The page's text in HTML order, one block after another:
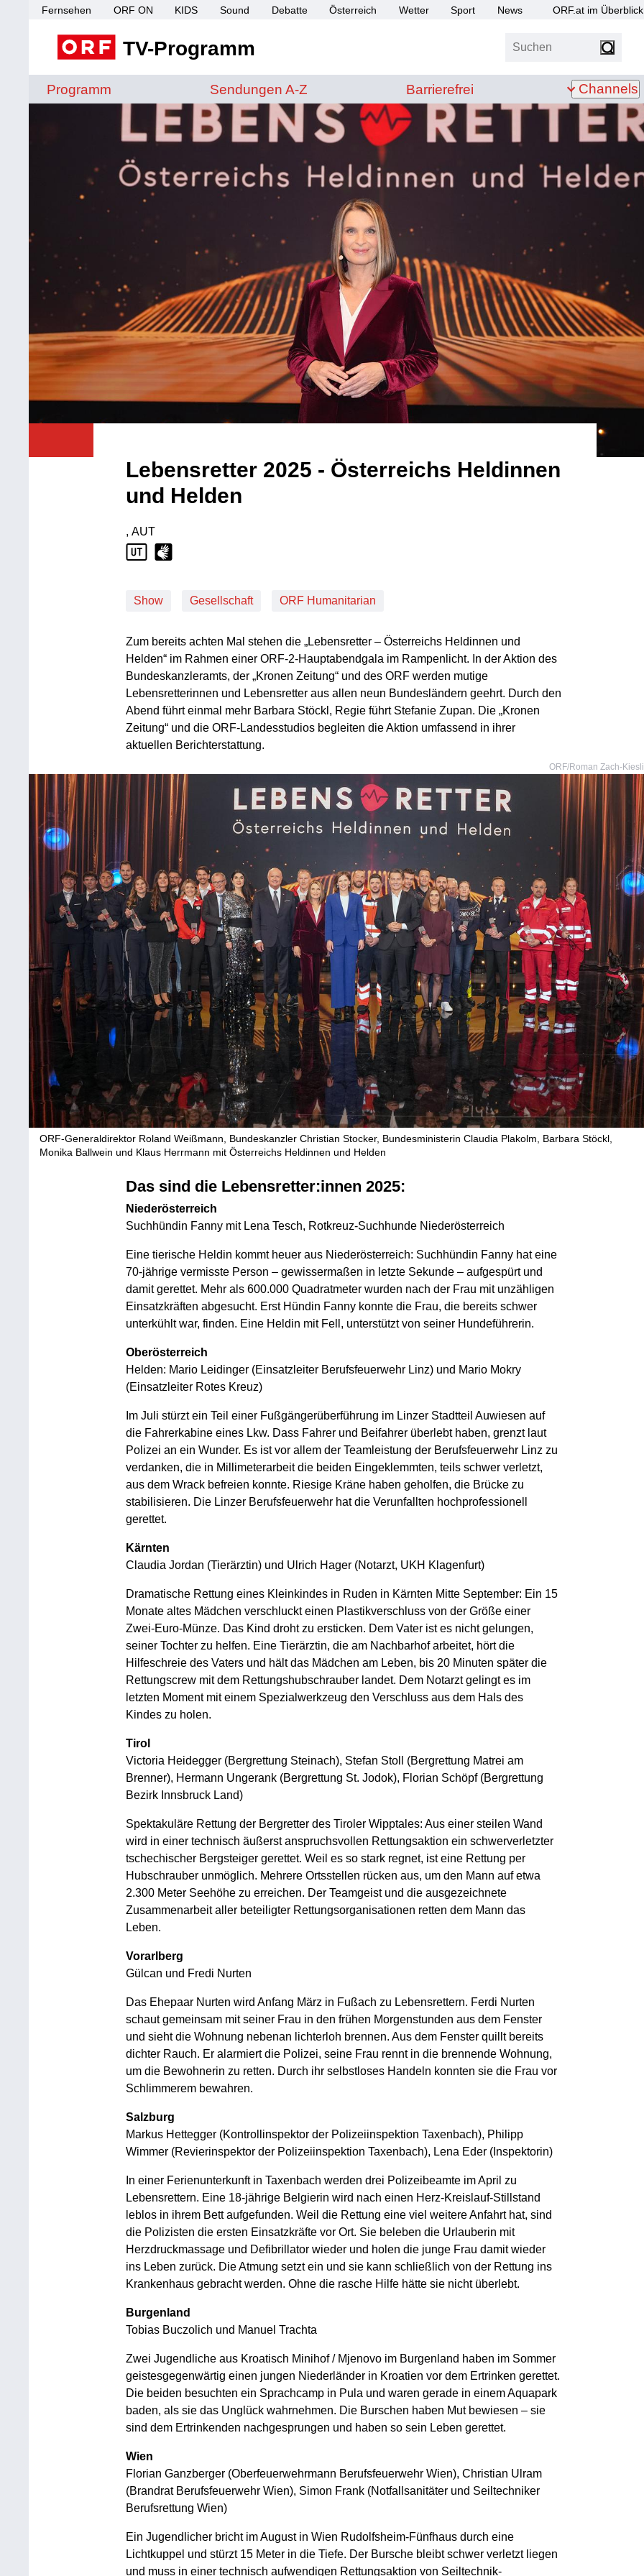
Fernsehen ORF ON KIDS Sound Debatte Österreich Wetter Sport News ORF.at im Überblick
TV-Programm Suchen
Programm Sendungen von A bis Z
Sendungen A-Z Barrierefrei
Barrierefrei Channels
Lebensretter 2025 - Österreichs Heldinnen
und Helden
Produktionsland: AUT
, AUT
Show Gesellschaft ORF Humanitarian
Zum bereits achten Mal stehen die „Lebensretter – Österreichs Heldinnen und
Helden“ im Rahmen einer ORF-2-Hauptabendgala im Rampenlicht. In der Aktion des
Bundeskanzleramts, der „Kronen Zeitung“ und des ORF werden mutige
Lebensretterinnen und Lebensretter aus allen neun Bundesländern geehrt. Durch den
Abend führt einmal mehr Barbara Stöckl, Regie führt Stefanie Zupan. Die „Kronen
Zeitung“ und die ORF-Landesstudios begleiten die Aktion umfassend in ihrer
aktuellen Berichterstattung.
ORF/Roman Zach-
ORF-Generaldirektor Roland Weißmann, Bundeskanzler Christian Stocker, Bundesministerin Claudia Plakolm, Barbara Stöckl,
Monika Ballwein und Klaus Herrmann mit Österreichs Heldinnen und Helden
Das sind die Lebensretter:innen 2025:
Niederösterreich
Suchhündin Fanny mit Lena Tesch, Rotkreuz-Suchhunde Niederösterreich
Eine tierische Heldin kommt heuer aus Niederösterreich: Suchhündin Fanny hat eine
70-jährige vermisste Person – gewissermaßen in letzte Sekunde – aufgespürt und
damit gerettet. Mehr als 600.000 Quadratmeter wurden nach der Frau mit unzähligen
Einsatzkräften abgesucht. Erst Hündin Fanny konnte die Frau, die bereits schwer
unterkühlt war, finden. Eine Heldin mit Fell, unterstützt von seiner Hundeführerin.
Oberösterreich
Helden: Mario Leidinger (Einsatzleiter Berufsfeuerwehr Linz) und Mario Mokry
(Einsatzleiter Rotes Kreuz)
Im Juli stürzt ein Teil einer Fußgängerüberführung im Linzer Stadtteil Auwiesen auf
die Fahrerkabine eines Lkw. Dass Fahrer und Beifahrer überlebt haben, grenzt laut
Polizei an ein Wunder. Es ist vor allem der Teamleistung der Berufsfeuerwehr Linz zu
verdanken, die in Millimeterarbeit die beiden Eingeklemmten, teils schwer verletzt,
aus dem Wrack befreien konnte. Riesige Kräne haben geholfen, die Brücke zu
stabilisieren. Die Linzer Berufsfeuerwehr hat die Verunfallten hochprofessionell
gerettet.
Kärnten
Claudia Jordan (Tierärztin) und Ulrich Hager (Notarzt, UKH Klagenfurt)
Dramatische Rettung eines Kleinkindes in Ruden in Kärnten Mitte September: Ein 15
Monate altes Mädchen verschluckt einen Plastikverschluss von der Größe einer
Zwei-Euro-Münze. Das Kind droht zu ersticken. Dem Vater ist es nicht gelungen,
seiner Tochter zu helfen. Eine Tierärztin, die am Nachbarhof arbeitet, hört die
Hilfeschreie des Vaters und hält das Mädchen am Leben, bis 20 Minuten später die
Rettungscrew mit dem Rettungshubschrauber landet. Dem Notarzt gelingt es im
letzten Moment mit einem Spezialwerkzeug den Verschluss aus dem Hals des
Kindes zu holen.
Tirol
Victoria Heidegger (Bergrettung Steinach), Stefan Stoll (Bergrettung Matrei am
Brenner), Hermann Ungerank (Bergrettung St. Jodok), Florian Schöpf (Bergrettung
Bezirk Innsbruck Land)
Spektakuläre Rettung der Bergretter des Tiroler Wipptales: Aus einer steilen Wand
wird in einer technisch äußerst anspruchsvollen Rettungsaktion ein schwerverletzter
tschechischer Bergsteiger gerettet. Weil es so stark regnet, ist eine Rettung per
Hubschrauber unmöglich. Mehrere Ortsstellen rücken aus, um den Mann auf etwa
2.300 Meter Seehöhe zu erreichen. Der Teamgeist und die ausgezeichnete
Zusammenarbeit aller beteiligter Rettungsorganisationen retten dem Mann das
Leben.
Vorarlberg
Gülcan und Fredi Nurten
Das Ehepaar Nurten wird Anfang März in Fußach zu Lebensrettern. Ferdi Nurten
schaut gemeinsam mit seiner Frau in den frühen Morgenstunden aus dem Fenster
und sieht die Wohnung nebenan lichterloh brennen. Aus dem Fenster quillt bereits
dichter Rauch. Er alarmiert die Polizei, seine Frau rennt in die brennende Wohnung,
um die Bewohnerin zu retten. Durch ihr selbstloses Handeln konnten sie die Frau vor
Schlimmerem bewahren.
Salzburg
Markus Hettegger (Kontrollinspektor der Polizeiinspektion Taxenbach), Philipp
Wimmer (Revierinspektor der Polizeiinspektion Taxenbach), Lena Eder (Inspektorin)
In einer Ferienunterkunft in Taxenbach werden drei Polizeibeamte im April zu
Lebensrettern. Eine 18-jährige Belgierin wird nach einen Herz-Kreislauf-Stillstand
leblos in ihrem Bett aufgefunden. Weil die Rettung eine viel weitere Anfahrt hat, sind
die Polizisten die ersten Einsatzkräfte vor Ort. Sie beleben die Urlauberin mit
Herzdruckmassage und Defibrillator wieder und holen die junge Frau damit wieder
ins Leben zurück. Die Atmung setzt ein und sie kann schließlich von der Rettung ins
Krankenhaus gebracht werden. Ohne die rasche Hilfe hätte sie nicht überlebt.
Burgenland
Tobias Buczolich und Manuel Trachta
Zwei Jugendliche aus Kroatisch Minihof / Mjenovo im Burgenland haben im Sommer
geistesgegenwärtig einen jungen Niederländer in Kroatien vor dem Ertrinken gerettet.
Die beiden besuchten ein Sprachcamp in Pula und waren gerade in einem Aquapark
baden, als sie das Unglück wahrnehmen. Die Burschen haben Mut bewiesen – sie
sind dem Ertrinkenden nachgesprungen und haben so sein Leben gerettet.
Wien
Florian Ganzberger (Oberfeuerwehrmann Berufsfeuerwehr Wien), Christian Ulram
(Brandrat Berufsfeuerwehr Wien), Simon Frank (Notfallsanitäter und Seiltechniker
Berufsrettung Wien)
Ein Jugendlicher bricht im August in Wien Rudolfsheim-Fünfhaus durch eine
Lichtkuppel und stürzt 15 Meter in die Tiefe. Der Bursche bleibt schwer verletzt liegen
und muss in einer technisch aufwendigen Rettungsaktion von Seiltechnik-